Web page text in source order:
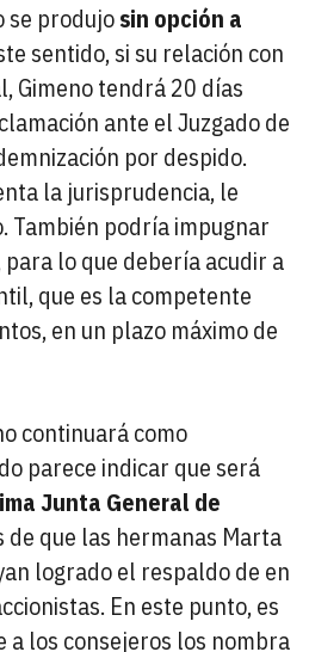
se produjosin opción a
sentido, si su relación con
Gimeno tendrá 20 días
ante el Juzgado de
por despido.
la jurisprudencia, le
También podría impugnar
lo que debería acudir a
que es la competente
en un plazo máximo de
continuará como
parece indicar que será
Junta General de
de que las hermanas Marta
logrado el respaldo de en
En este punto, es
los consejeros los nombra